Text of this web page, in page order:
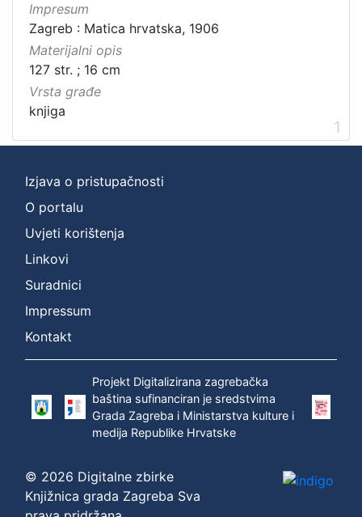
Impresum
Zagreb : Matica hrvatska, 1906
Materijalni opis
127 str. ; 16 cm
Vrsta građe
knjiga
1
Izjava o pristupačnosti
O portalu
Uvjeti korištenja
Linkovi
Suradnici
Impressum
Kontakt
Projekt Digitalizirana zagrebačka
baština sufinanciran je sredstvima
Grada Zagreba i Ministarstva kulture i
medija Republike Hrvatske
© 2026 Digitalne zbirke
Knjižnica grada Zagreba Sva